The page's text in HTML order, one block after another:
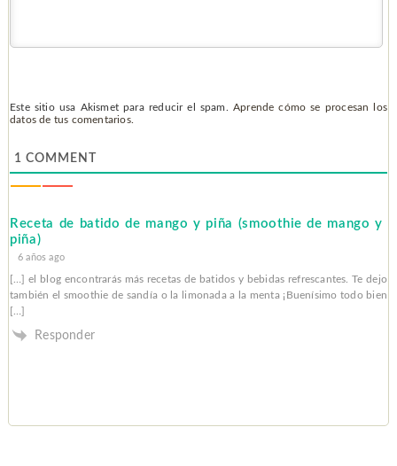
Este sitio usa Akismet para reducir el spam. Aprende cómo se procesan los
datos de tus comentarios.
1 COMMENT
Receta de batido de mango y piña (smoothie de mango y
piña)
6 años ago
[…] el blog encontrarás más recetas de batidos y bebidas refrescantes. Te dejo
también el smoothie de sandía o la limonada a la menta ¡Buenísimo todo bien
[…]
Responder